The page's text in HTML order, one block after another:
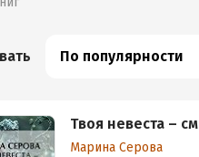
По популярности
Твоя невеста –
Марина Серова